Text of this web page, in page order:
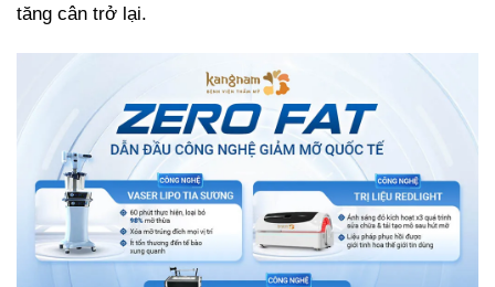
tăng cân trở lại.